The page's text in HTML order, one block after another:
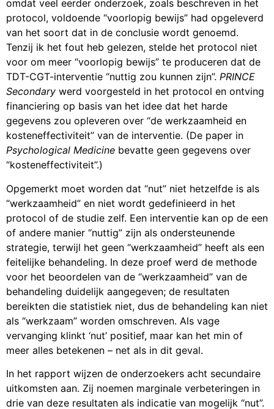
omdat veel eerder onderzoek, zoals beschreven in het
protocol, voldoende “voorlopig bewijs” had opgeleverd
van het soort dat in de conclusie wordt genoemd.
Tenzij ik het fout heb gelezen, stelde het protocol niet
voor om meer “voorlopig bewijs” te produceren dat de
TDT-CGT-interventie “nuttig zou kunnen zijn”. PRINCE
Secondary werd voorgesteld in het protocol en ontving
financiering op basis van het idee dat het harde
gegevens zou opleveren over “de werkzaamheid en
kosteneffectiviteit” van de interventie. (De paper in
Psychological Medicine bevatte geen gegevens over
“kosteneffectiviteit”.)
Opgemerkt moet worden dat “nut” niet hetzelfde is als
“werkzaamheid” en niet wordt gedefinieerd in het
protocol of de studie zelf. Een interventie kan op de een
of andere manier “nuttig” zijn als ondersteunende
strategie, terwijl het geen “werkzaamheid” heeft als een
feitelijke behandeling. In deze proef werd de methode
voor het beoordelen van de “werkzaamheid” van de
behandeling duidelijk aangegeven; de resultaten
bereikten die statistiek niet, dus de behandeling kan niet
als “werkzaam” worden omschreven. Als vage
vervanging klinkt ‘nut’ positief, maar kan het min of
meer alles betekenen – net als in dit geval.
In het rapport wijzen de onderzoekers acht secundaire
uitkomsten aan. Zij noemen marginale verbeteringen in
drie van deze resultaten als indicatie van mogelijk “nut”.